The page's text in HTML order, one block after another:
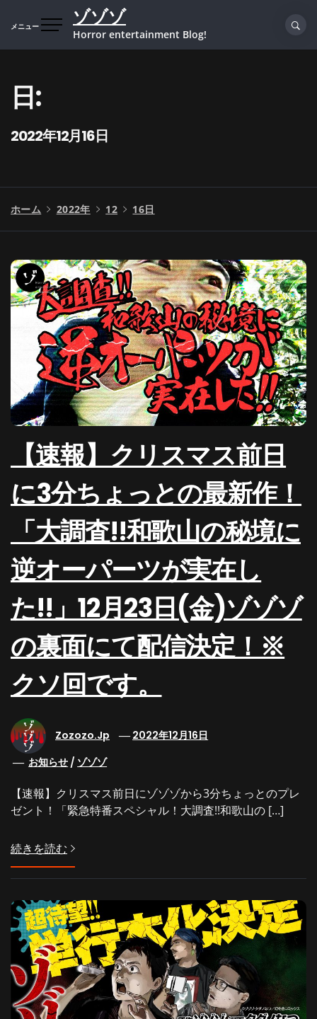
メニュー ゾゾゾ
Horror entertainment Blog!
日:
2022年12月16日
ホーム 2022年 12 16日
【速報】クリスマス前日
に3分ちょっとの最新作！
「大調査!!和歌山の秘境に
逆オーパーツが実在し
た!!」12月23日(金)ゾゾゾ
の裏面にて配信決定！※
クソ回です。
Zozozo.jp
2022年12月16日
お知らせ / ゾゾゾ
【速報】クリスマス前日にゾゾゾから3分ちょっとのプレ
ゼント！「緊急特番スペシャル！大調査!!和歌山の […]
続きを読む